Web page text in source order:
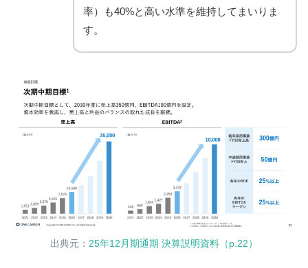
率）も40%と高い水準を維持してまいりま
す。
出典元： 25年12月期通期 決算説明資料（p.22）